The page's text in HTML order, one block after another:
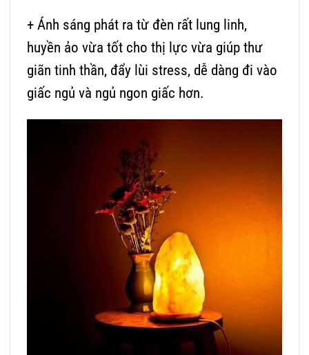
+ Ánh sáng phát ra từ đèn rất lung linh,
huyền ảo vừa tốt cho thị lực vừa giúp thư
giãn tinh thần, đẩy lùi stress, dễ dàng đi vào
giấc ngủ và ngủ ngon giấc hơn.